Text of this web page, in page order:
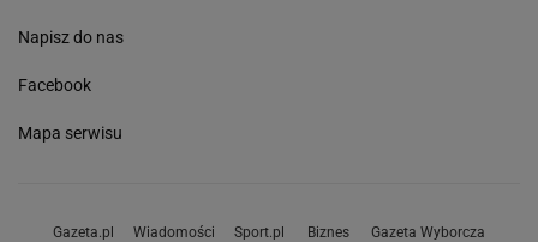
Napisz do nas
Facebook
Mapa serwisu
Gazeta.pl Wiadomości Sport.pl Biznes Gazeta Wyborcza